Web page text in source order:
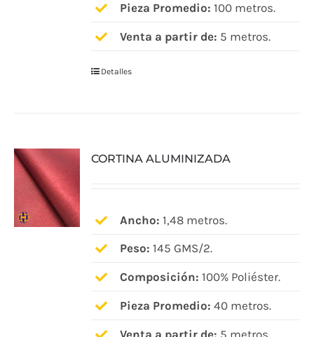
Pieza Promedio: 100 metros.
Venta a partir de: 5 metros.
Detalles
CORTINA ALUMINIZADA
Ancho: 1,48 metros.
Peso: 145 GMS/2.
Composición: 100% Poliéster.
Pieza Promedio: 40 metros.